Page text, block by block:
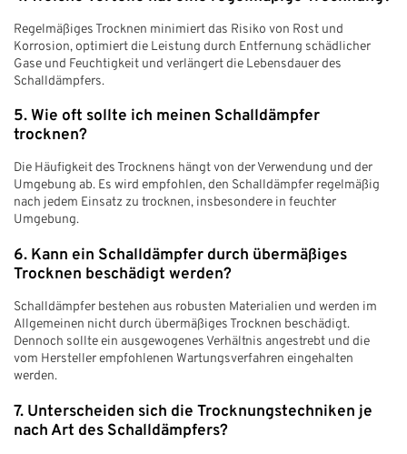
Regelmäßiges Trocknen minimiert das Risiko von Rost und
Korrosion, optimiert die Leistung durch Entfernung schädlicher
Gase und Feuchtigkeit und verlängert die Lebensdauer des
Schalldämpfers.
5. Wie oft sollte ich meinen Schalldämpfer
trocknen?
Die Häufigkeit des Trocknens hängt von der Verwendung und der
Umgebung ab. Es wird empfohlen, den Schalldämpfer regelmäßig
nach jedem Einsatz zu trocknen, insbesondere in feuchter
Umgebung.
6. Kann ein Schalldämpfer durch übermäßiges
Trocknen beschädigt werden?
Schalldämpfer bestehen aus robusten Materialien und werden im
Allgemeinen nicht durch übermäßiges Trocknen beschädigt.
Dennoch sollte ein ausgewogenes Verhältnis angestrebt und die
vom Hersteller empfohlenen Wartungsverfahren eingehalten
werden.
7. Unterscheiden sich die Trocknungstechniken je
nach Art des Schalldämpfers?